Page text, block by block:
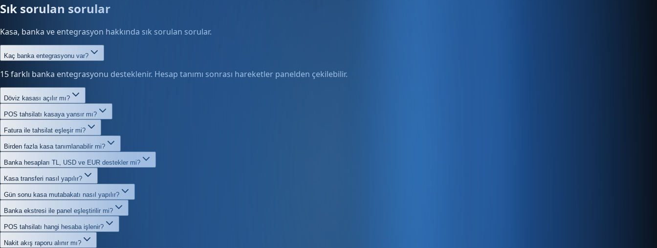
Sık sorulan sorular
Kasa, banka ve entegrasyon hakkında sık sorulan sorular.
Kaç banka entegrasyonu var?
15 farklı banka entegrasyonu desteklenir. Hesap tanımı sonrası hareketler panelden çekilebilir.
Döviz kasası açılır mı?
POS tahsilatı kasaya yansır mı?
Fatura ile tahsilat eşleşir mi?
Birden fazla kasa tanımlanabilir mi?
Banka hesapları TL, USD ve EUR destekler mi?
Kasa transferi nasıl yapılır?
Gün sonu kasa mutabakatı nasıl yapılır?
Banka ekstresi ile panel eşleştirilir mi?
POS tahsilatı hangi hesaba işlenir?
Nakit akış raporu alınır mı?